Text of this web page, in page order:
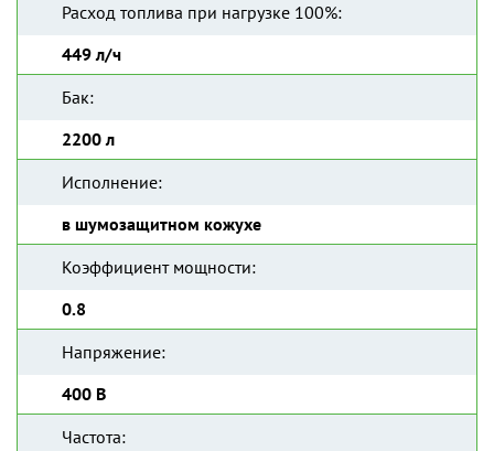
Расход топлива при нагрузке 100%:
449 л/ч
Бак:
2200 л
Исполнение:
в шумозащитном кожухе
Коэффициент мощности:
0.8
Напряжение:
400 В
Частота: